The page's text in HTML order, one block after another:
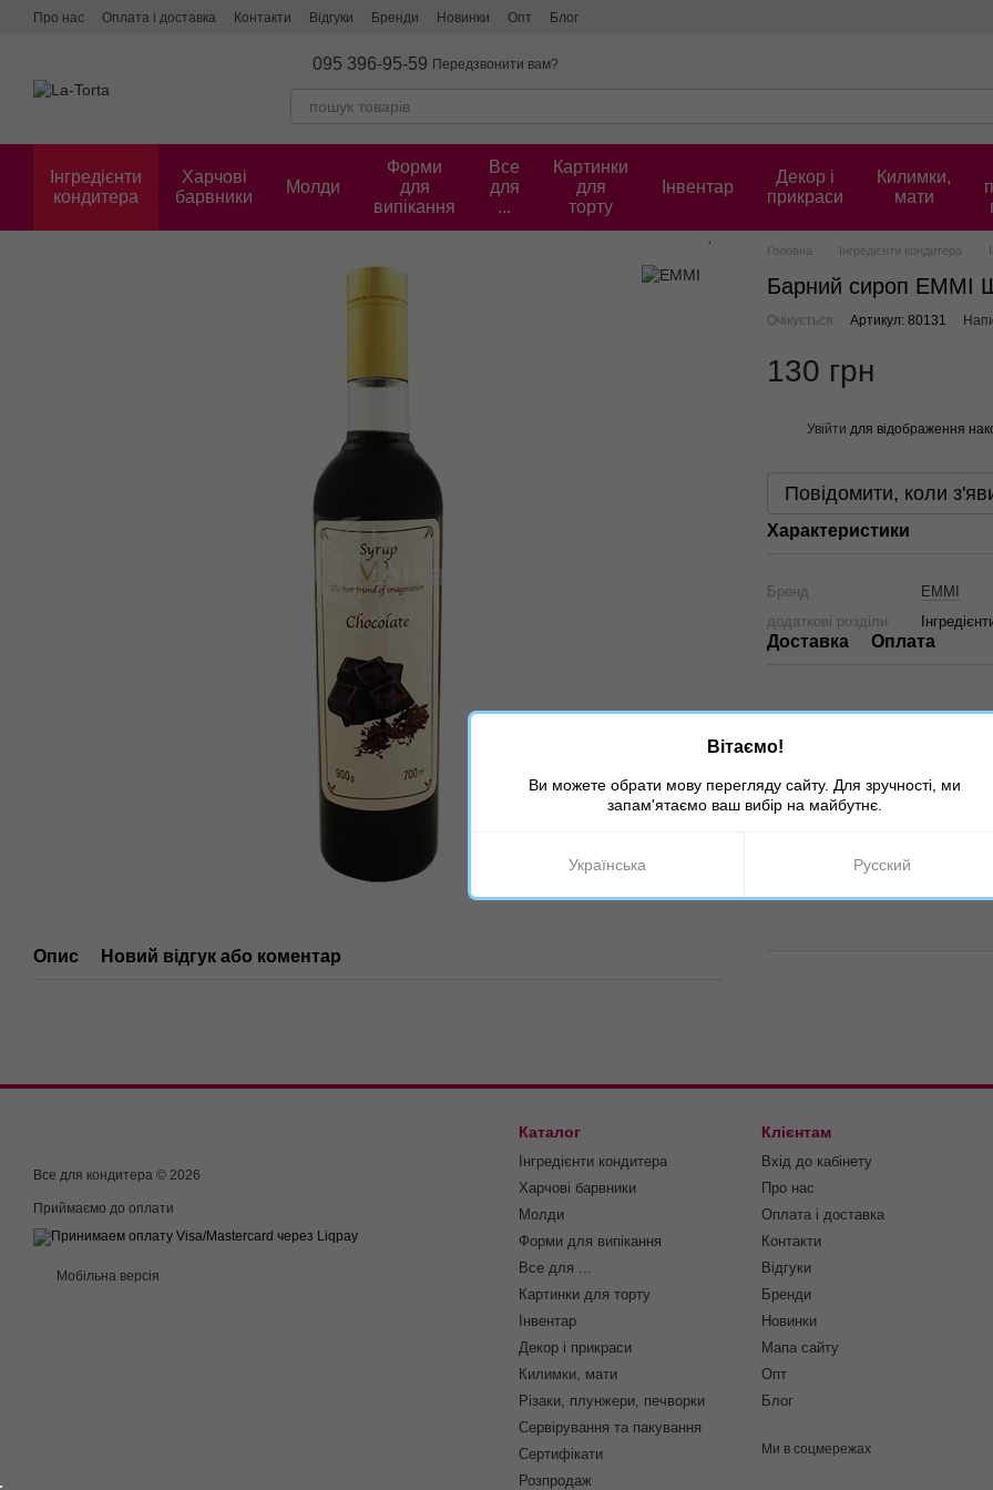
Перейти до основного контенту
Про нас Оплата і доставка Контакти Відгуки Бренди Новинки Опт Блог
095 396-95-59 Передзвонити вам?
Інгредієнти
кондитера
Харчові
барвники
Молди
Форми
для
випікання
Все
для
...
Картинки
для
торту
Інвентар
Декор і
прикраси
Килимки,
мати
Опис Новий відгук або коментар
Головна Інгредієнти кондитера
Барний сироп EMMI
Очікується Артикул: 80131
130 грн
Увійти для відображення
Повідомити, коли
Характеристики
Бренд
EMMI
додаткові розділи
Доставка Оплата
Все для кондитера © 2026
Приймаємо до оплати
Мобільна версія
Каталог
Інгредієнти кондитера
Харчові барвники
Молди
Форми для випікання
Все для ...
Картинки для торту
Інвентар
Декор і прикраси
Килимки, мати
Різаки, плунжери, печворки
Сервірування та пакування
Cертифікати
Розпродаж
Клієнтам
Вхід до кабінету
Про нас
Оплата і доставка
Контакти
Відгуки
Бренди
Новинки
Мапа сайту
Опт
Блог
Ми в соцмережах
Вітаємо!
Ви можете обрати мову перегляду сайту. Для зручності, ми
запам'ятаємо ваш вибір на майбутнє.
Українська Русский